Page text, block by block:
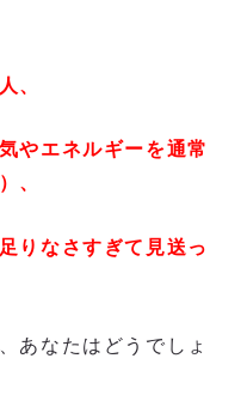
、
やエネルギーを通常
、
りなさすぎて見送っ
あなたはどうでしょ